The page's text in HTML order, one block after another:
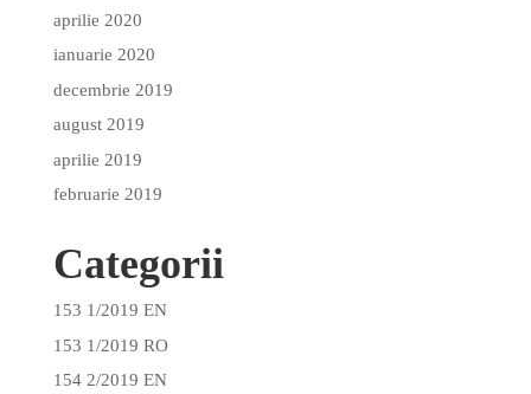
aprilie 2020
ianuarie 2020
decembrie 2019
august 2019
aprilie 2019
februarie 2019
Categorii
153 1/2019 EN
153 1/2019 RO
154 2/2019 EN